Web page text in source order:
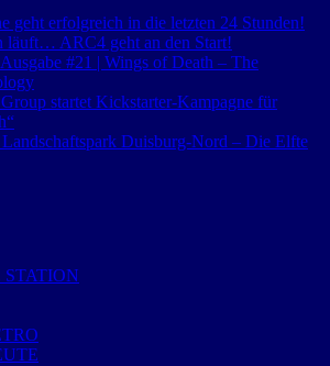
geht erfolgreich in die letzten 24 Stunden!
läuft… ARC4 geht an den Start!
#21 | Wings of Death – The
startet Kickstarter-Kampagne für
Duisburg-Nord – Die Elfte
STATION